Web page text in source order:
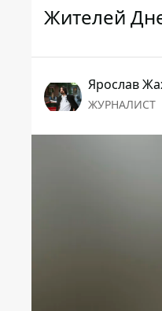
Жителей
Ярослав
ЖУРНАЛИСТ